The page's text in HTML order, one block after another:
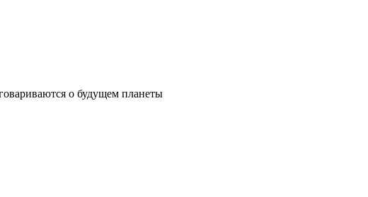
о будущем планеты